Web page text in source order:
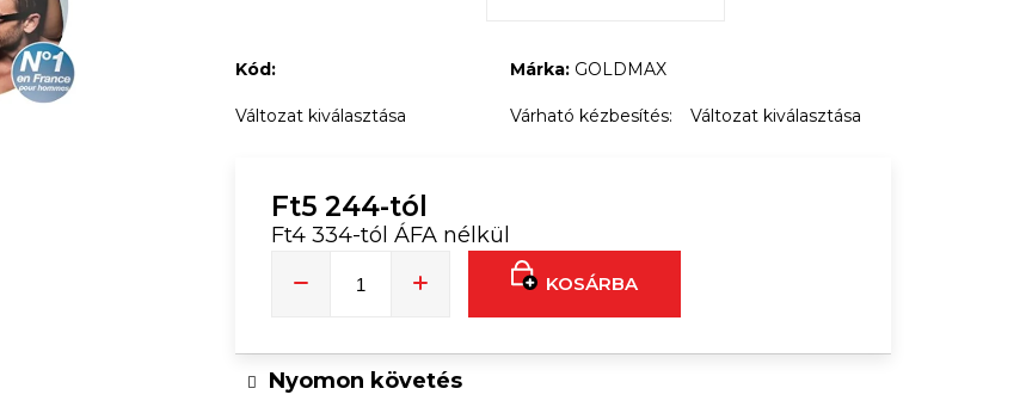
Kód: Márka: GOLDMAX
Változat kiválasztása Várható kézbesítés: Változat kiválasztása
Ft5 244-tól
Ft4 334-tól ÁFA nélkül
KOSÁRBA
Nyomon követés
DJ PÓLÓ | TIMMY TRUMPET
Ft5 845